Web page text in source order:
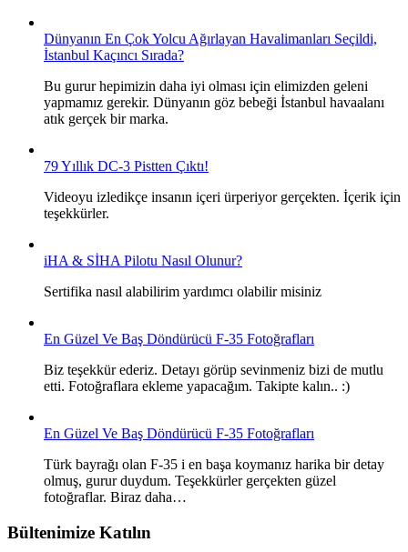
Dünyanın En Çok Yolcu Ağırlayan Havalimanları Seçildi,
İstanbul Kaçıncı Sırada?
Bu gurur hepimizin daha iyi olması için elimizden geleni
yapmamız gerekir. Dünyanın göz bebeği İstanbul havaalanı
atık gerçek bir marka.
79 Yıllık DC-3 Pistten Çıktı!
Videoyu izledikçe insanın içeri ürperiyor gerçekten. İçerik için
teşekkürler.
iHA & SİHA Pilotu Nasıl Olunur?
Sertifika nasıl alabilirim yardımcı olabilir misiniz
En Güzel Ve Baş Döndürücü F-35 Fotoğrafları
Biz teşekkür ederiz. Detayı görüp sevinmeniz bizi de mutlu
etti. Fotoğraflara ekleme yapacağım. Takipte kalın.. :)
En Güzel Ve Baş Döndürücü F-35 Fotoğrafları
Türk bayrağı olan F-35 i en başa koymanız harika bir detay
olmuş, gurur duydum. Teşekkürler gerçekten güzel
fotoğraflar. Biraz daha…
Bültenimize Katılın